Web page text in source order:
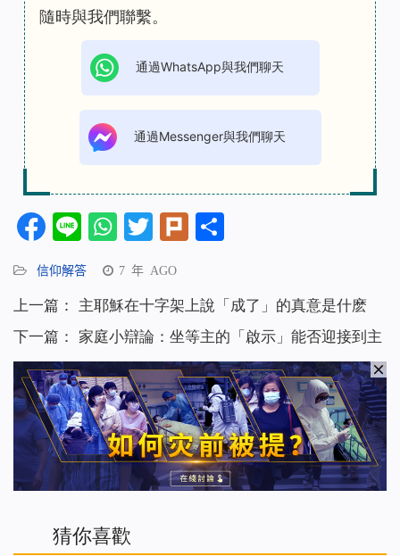
隨時與我們聯繫。
通過WhatsApp與我們聊天
通過Messenger與我們聊天
Facebook
LineWhatsApp
Twitter
Plurk
信仰解答 7 年 AGO
上一篇：
主耶穌在十字架上說「成了」的真意是什麽
下一篇：
家庭小辯論：坐等主的「啟示」能否迎接到主
猜你喜歡